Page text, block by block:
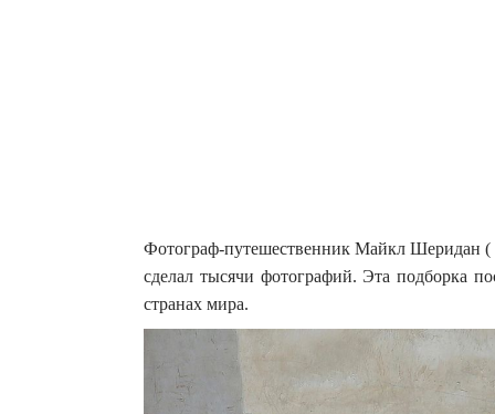
Фотограф-путешественник Майкл Шеридан (
сделал тысячи фотографий. Эта подборка
странах мира.